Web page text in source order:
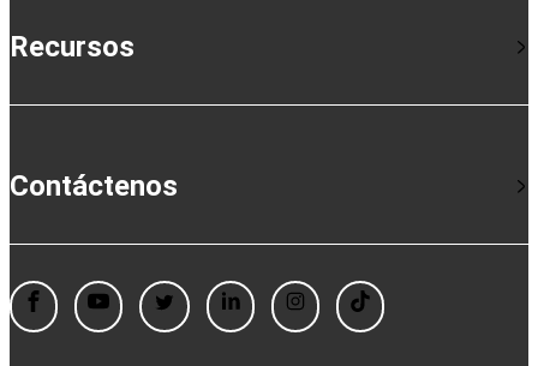
Recursos
Contáctenos